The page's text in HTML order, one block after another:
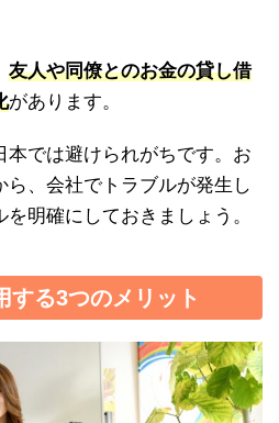
友人や同僚とのお金の貸し借
があります。
本では避けられがちです。お
、会社でトラブルが発生し
明確にしておきましょう。
する3つのメリット